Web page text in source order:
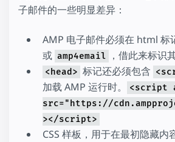
子邮件的一些明显差异：
AMP 电子邮件必须在 html 标
或 amp4email ，借此来标识
<head> 标记还必须包含
加载 AMP 运行时。
<script
src="https://
></script>
CSS 样板，用于在最初隐藏内